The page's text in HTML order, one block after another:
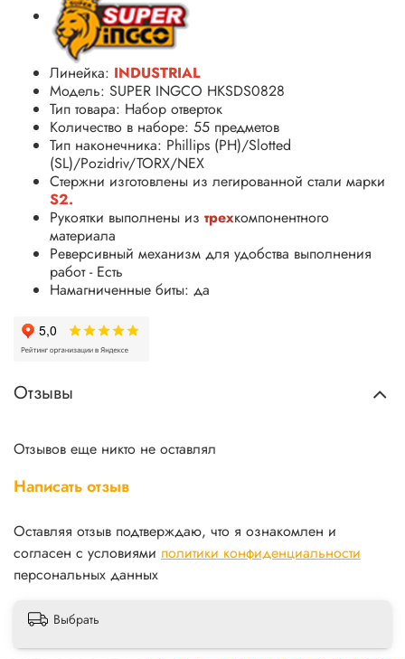
Линейка: INDUSTRIAL
Модель: SUPER INGCO HKSDS0828
Тип товара: Набор отверток
Количество в наборе: 55 предметов
Тип наконечника: Phillips (PH)/Slotted
(SL)/Pozidriv/TORX/NEX
Стержни изготовлены из легированной стали марки
S2.
Рукоятки выполнены из трехкомпонентного
материала
Реверсивный механизм для удобства выполнения
работ - Есть
Намагниченные биты: да
Отзывы
Отзывов еще никто не оставлял
Написать отзыв
Оставляя отзыв подтверждаю, что я ознакомлен и
согласен с условиями политики конфиденциальности
персональных данных
Выбрать